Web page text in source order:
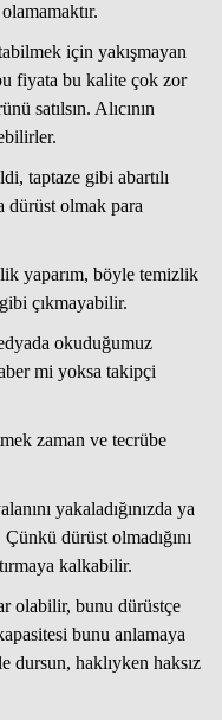
için yakışmayan
fiyata bu kalite çok zor
satılsın. Alıcının
taptaze gibi abartılı
dürüst olmak para
yaparım, böyle temizlik
çıkmayabilir.
okuduğumuz
mi yoksa takipçi
zaman ve tecrübe
yakaladığınızda ya
dürüst olmadığını
kalkabilir.
olabilir, bunu dürüstçe
bunu anlamaya
dursun, haklıyken haksız
İLETİŞİM